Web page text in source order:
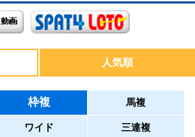
人気順
枠複 馬複
ワイド 三連複